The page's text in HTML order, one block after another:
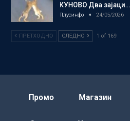
КУНОВО Два зајаци…
Плусинфо 24/05/2026
ПРЕТХОДНО СЛЕДНО 1 of 169
Промо Магазин